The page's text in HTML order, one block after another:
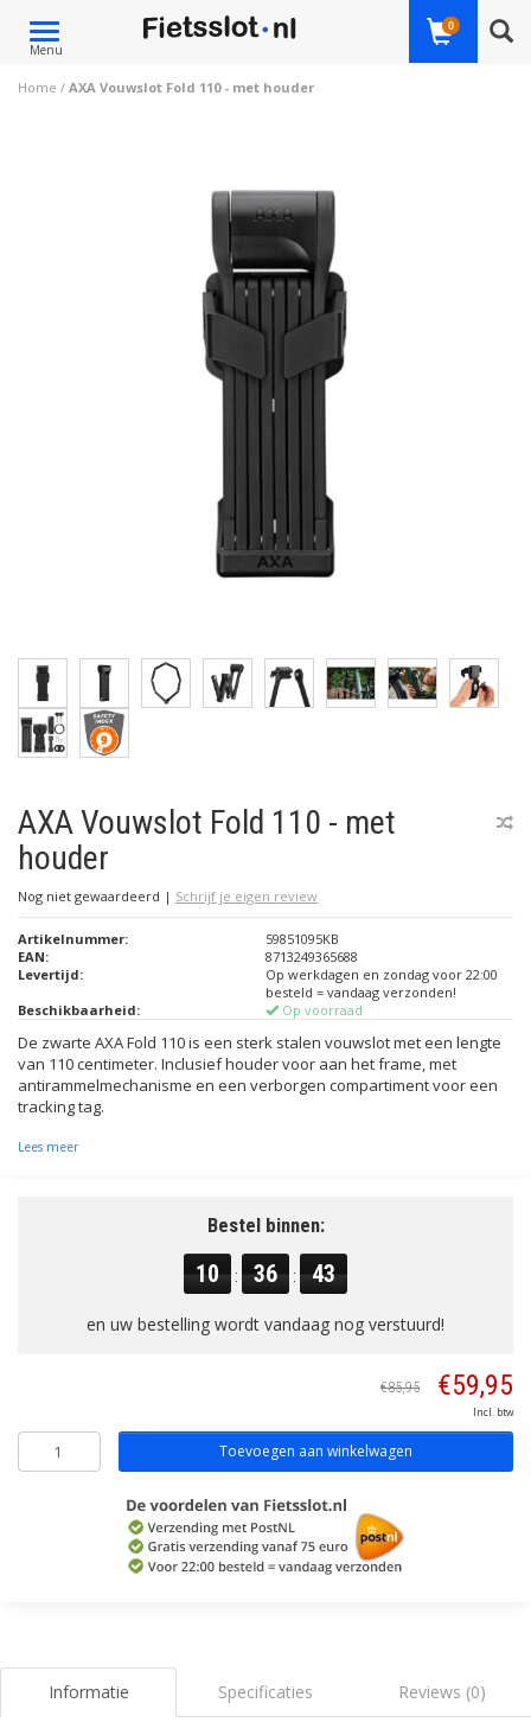
Toggle
navigation
Menu
0
Home / AXA Vouwslot Fold 110 - met houder
AXA Vouwslot Fold 110 - met
houder
Nog niet gewaardeerd | Schrijf je eigen review
Artikelnummer:
59851095KB
EAN:
8713249365688
Levertijd:
Op werkdagen en zondag voor 22:00
besteld = vandaag verzonden!
Beschikbaarheid:
Op voorraad
De zwarte AXA Fold 110 is een sterk stalen vouwslot met een lengte
van 110 centimeter. Inclusief houder voor aan het frame, met
antirammelmechanisme en een verborgen compartiment voor een
tracking tag.
Lees meer
Bestel binnen:
10 : 36 : 43
en uw bestelling wordt vandaag nog verstuurd!
€85,95 €59,95
Incl. btw
Toevoegen aan winkelwagen
Informatie Specificaties Reviews (0)